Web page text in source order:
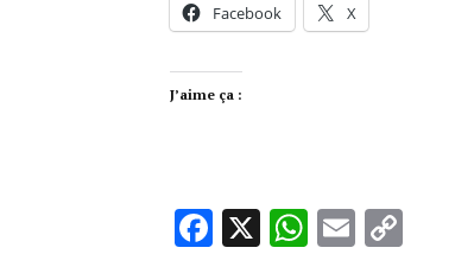
Facebook X
J’aime ça :
Facebook
X WhatsApp
Email